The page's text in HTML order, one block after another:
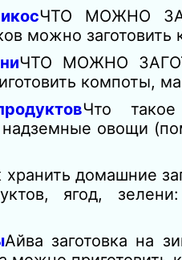
ЧТО МОЖНО
можно
ЧТО МОЖНО
компоты,
Что
овощи
хранить домашние
ягод,
Айва заготовка на